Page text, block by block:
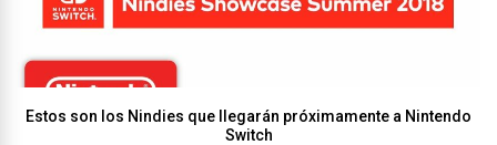
Estos son los Nindies que llegarán próximamente a Nintendo
Switch